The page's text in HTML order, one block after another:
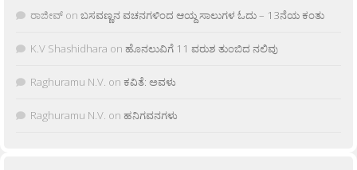
ರಾಜೀವ್ on ಬಸವಣ್ಣನ ವಚನಗಳಿಂದ ಆಯ್ದ ಸಾಲುಗಳ ಓದು – 13ನೆಯ ಕಂತು
K.V Shashidhara on ಹೊನಲುವಿಗೆ 11 ವರುಶ ತುಂಬಿದ ನಲಿವು
Raghuramu N.V. on ಕವಿತೆ: ಅವಳು
Raghuramu N.V. on ಹನಿಗವನಗಳು